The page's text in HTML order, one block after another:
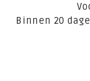
Binnen 20